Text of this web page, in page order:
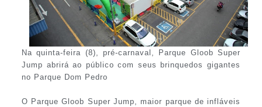
Na quinta-feira (8), pré-carnaval, Parque Gloob Super
Jump abrirá ao público com seus brinquedos gigantes
no Parque Dom Pedro
O Parque Gloob Super Jump, maior parque de infláveis